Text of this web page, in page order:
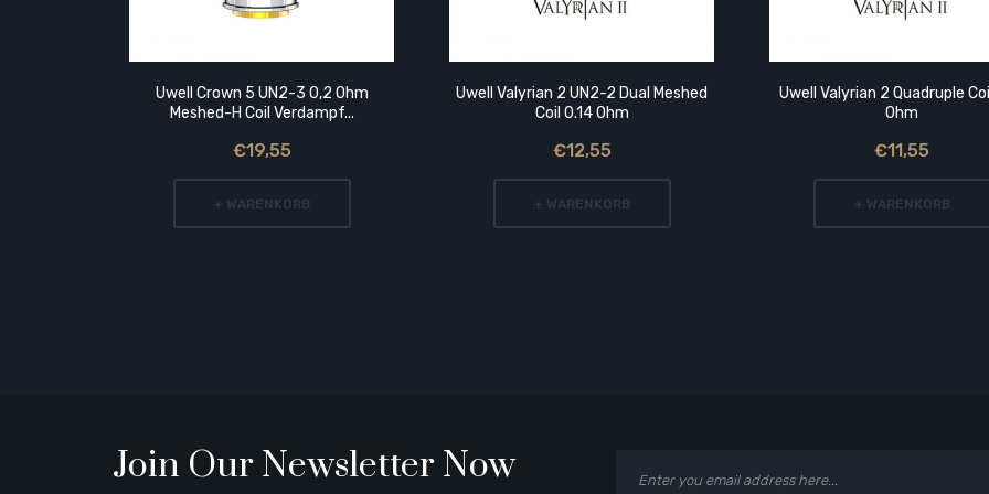
Uwell Crown 5 UN2-3 0,2 Ohm
Meshed-H Coil Verdampf...
€19,55
+ WARENKORB
Uwell Valyrian 2 UN2-2 Dual Meshed
Coil 0.14 Ohm
€12,55
+ WARENKORB
Uwell Valyrian 2 Quadruple
Ohm
€11,55
+ WARENKORB
Join Our Newsletter Now